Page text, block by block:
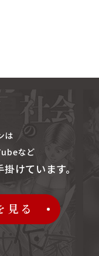
は
など
掛けています。
見る